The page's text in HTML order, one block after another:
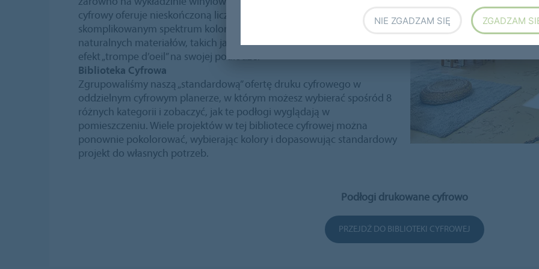
cyfrowy oferuje nieskończoną liczbę opcji, od abstraktów o
skomplikowanym spektrum kolorów po realistyczne obrazy
naturalnych materiałów, takich jak trawa i woda. Stwórz głębię 3D lub
efekt „trompe d’oeil” na swojej podłodze.
Biblioteka Cyfrowa
Zgrupowaliśmy naszą „standardową” ofertę druku cyfrowego w
oddzielnym cyfrowym planerze, w którym możesz wybierać spośród 8
różnych kategorii i zobaczyć, jak te podłogi wyglądają w
pomieszczeniu. Wiele projektów w tej bibliotece cyfrowej można
ponownie pokolorować, wybierając kolory i dopasowując standardowy
projekt do własnych potrzeb.
Podłogi drukowane cyfrowo
PRZEJDŹ DO BIBLIOTEKI CYFROWEJ
NIE ZGADZAM SIĘ ZGADZAM